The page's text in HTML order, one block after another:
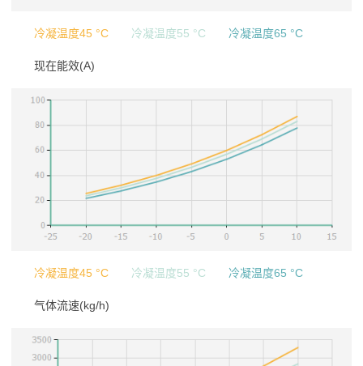
冷凝温度45 °C 冷凝温度55 °C 冷凝温度65 °C
现在能效(A)
冷凝温度45 °C 冷凝温度55 °C 冷凝温度65 °C
气体流速(kg/h)